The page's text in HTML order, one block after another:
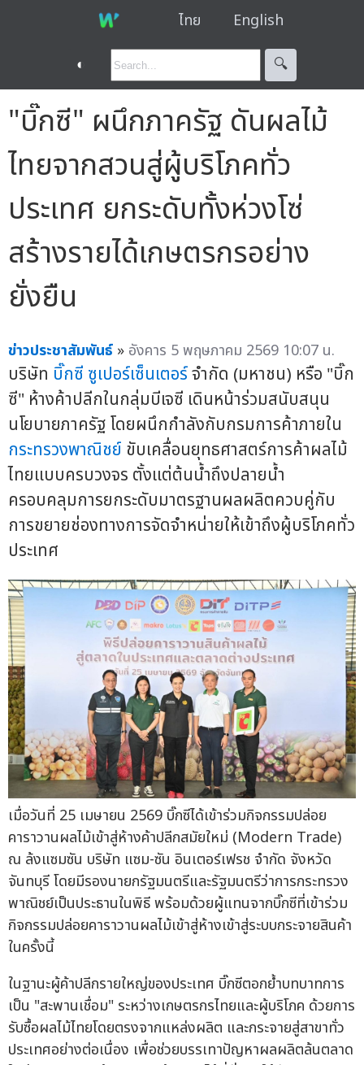
ไทย English
◐ 🔍︎
"บิ๊กซี" ผนึกภาครัฐ ดันผลไม้
ไทยจากสวนสู่ผู้บริโภคทั่ว
ประเทศ ยกระดับทั้งห่วงโซ่
สร้างรายได้เกษตรกรอย่าง
ยั่งยืน
ข่าวประชาสัมพันธ์ » อังคาร 5 พฤษภาคม 2569 10:07 น.
บริษัท บิ๊กซี ซูเปอร์เซ็นเตอร์จำกัด (มหาชน) หรือ "บิ๊ก
ซี" ห้างค้าปลีกในกลุ่มบีเจซี เดินหน้าร่วมสนับสนุน
นโยบายภาครัฐ โดยผนึกกำลังกับกรมการค้าภายใน
กระทรวงพาณิชย์ ขับเคลื่อนยุทธศาสตร์การค้าผลไม้
ไทยแบบครบวงจร ตั้งแต่ต้นน้ำถึงปลายน้ำ
ครอบคลุมการยกระดับมาตรฐานผลผลิตควบคู่กับ
การขยายช่องทางการจัดจำหน่ายให้เข้าถึงผู้บริโภคทั่ว
ประเทศ
เมื่อวันที่ 25 เมษายน 2569 บิ๊กซีได้เข้าร่วมกิจกรรมปล่อย
คาราวานผลไม้เข้าสู่ห้างค้าปลีกสมัยใหม่ (Modern Trade)
ณ ล้งแซมซัน บริษัท แซม-ซัน อินเตอร์เฟรช จำกัด จังหวัด
จันทบุรี โดยมีรองนายกรัฐมนตรีและรัฐมนตรีว่าการกระทรวง
พาณิชย์เป็นประธานในพิธี พร้อมด้วยผู้แทนจากบิ๊กซีที่เข้าร่วม
กิจกรรมปล่อยคาราวานผลไม้เข้าสู่ห้างเข้าสู่ระบบกระจายสินค้า
ในครั้งนี้
ในฐานะผู้ค้าปลีกรายใหญ่ของประเทศ บิ๊กซีตอกย้ำบทบาทการ
เป็น "สะพานเชื่อม" ระหว่างเกษตรกรไทยและผู้บริโภค ด้วยการ
รับซื้อผลไม้ไทยโดยตรงจากแหล่งผลิต และกระจายสู่สาขาทั่ว
ประเทศอย่างต่อเนื่อง เพื่อช่วยบรรเทาปัญหาผลผลิตล้นตลาด